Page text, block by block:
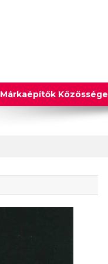
Márkaépítők Közössége